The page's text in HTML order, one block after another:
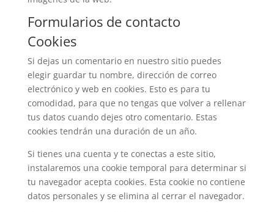
Formularios de contacto
Cookies
Si dejas un comentario en nuestro sitio puedes
elegir guardar tu nombre, dirección de correo
electrónico y web en cookies. Esto es para tu
comodidad, para que no tengas que volver a rellenar
tus datos cuando dejes otro comentario. Estas
cookies tendrán una duración de un año.
Si tienes una cuenta y te conectas a este sitio,
instalaremos una cookie temporal para determinar si
tu navegador acepta cookies. Esta cookie no contiene
datos personales y se elimina al cerrar el navegador.